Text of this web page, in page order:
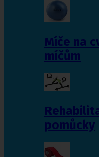
Míče na
míčům
pomůcky